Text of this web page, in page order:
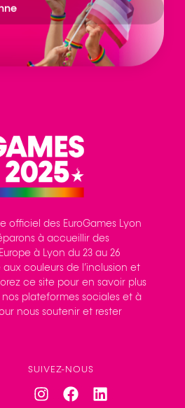
officiel des EuroGames Lyon
à accueillir des
à Lyon du 23 au 26
couleurs de l’inclusion et
ce site pour en savoir plus
plateformes sociales et à
nous soutenir et rester
SUIVEZ-NOUS